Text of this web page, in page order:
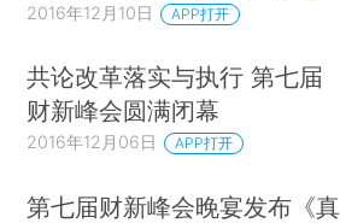
2016年12月10日 APP打开
共论改革落实与执行 第七届
财新峰会圆满闭幕
2016年12月06日 APP打开
第七届财新峰会晚宴发布《真